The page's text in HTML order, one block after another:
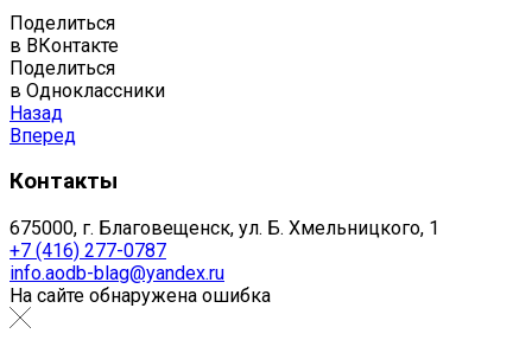
Поделиться
в ВКонтакте
Поделиться
в Одноклассники
Назад
Вперед
Контакты
675000, г. Благовещенск, ул. Б. Хмельницкого, 1
+7 (416) 277-0787
info.aodb-blag@yandex.ru
На сайте обнаружена ошибка